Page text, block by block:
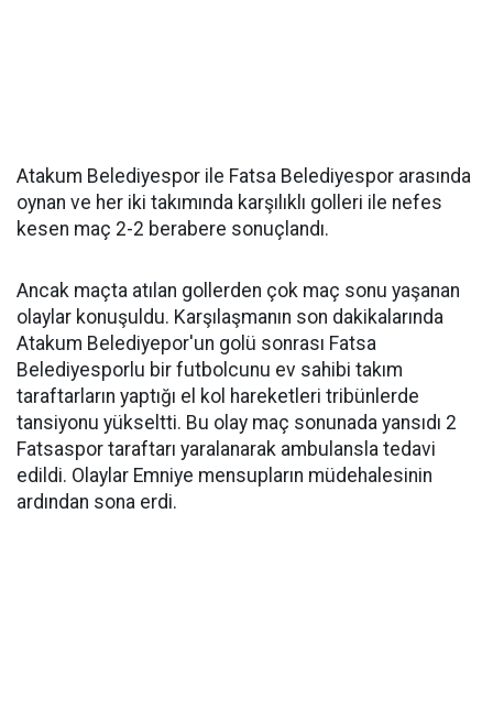
Atakum Belediyespor ile Fatsa Belediyespor arasında
oynan ve her iki takımında karşılıklı golleri ile nefes
kesen maç 2-2 berabere sonuçlandı.
Ancak maçta atılan gollerden çok maç sonu yaşanan
olaylar konuşuldu. Karşılaşmanın son dakikalarında
Atakum Belediyepor'un golü sonrası Fatsa
Belediyesporlu bir futbolcunu ev sahibi takım
taraftarların yaptığı el kol hareketleri tribünlerde
tansiyonu yükseltti. Bu olay maç sonunada yansıdı 2
Fatsaspor taraftarı yaralanarak ambulansla tedavi
edildi. Olaylar Emniye mensupların müdehalesinin
ardından sona erdi.